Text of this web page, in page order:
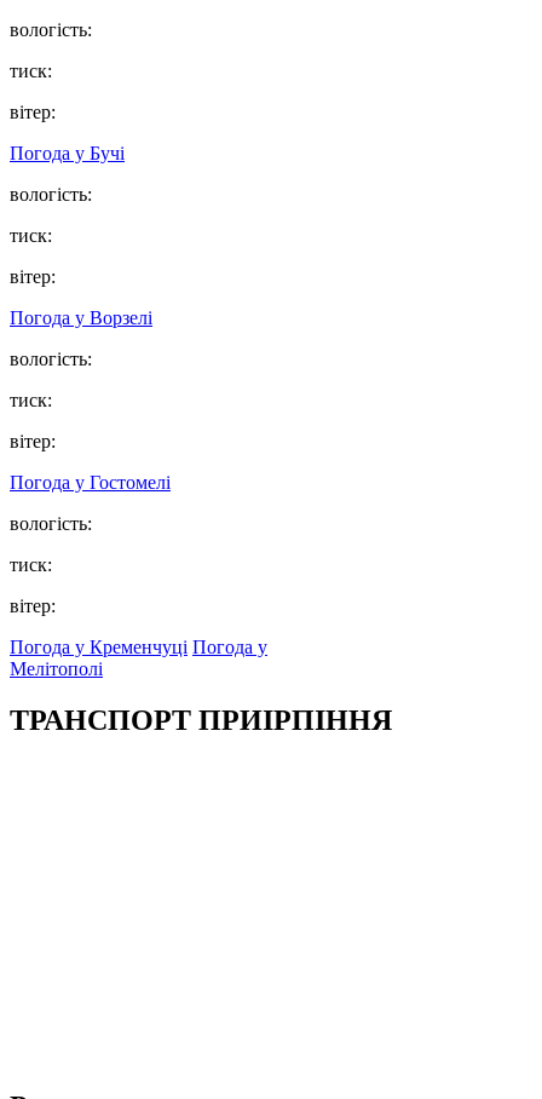
вологість:
тиск:
вітер:
Погода у Бучі
вологість:
тиск:
вітер:
Погода у Ворзелі
вологість:
тиск:
вітер:
Погода у Гостомелі
вологість:
тиск:
вітер:
Погода у Кременчуці Погода у
Мелітополі
ТРАНСПОРТ ПРИІРПІННЯ